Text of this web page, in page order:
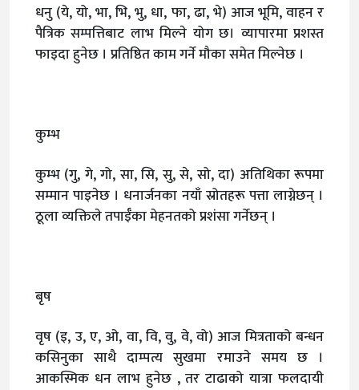
धनु (ये, यो, भा, भि, भु, धा, फा, ढा, भे) आज भूमि, वाहन र
पैत्रिक सम्पत्तिबाट लाभ मिल्ने योग छ। व्यापारमा प्रशस्त
फाइदा हुनेछ । प्रतिष्ठित काम गर्ने मौका समेत मिल्नेछ ।
कुम्भ
कुम्भ (गु, गे, गो, सा, सि, सु, से, सो, दा) अतिथिका रूपमा
सम्मान पाइनेछ । धनार्जनका नयाँ स्रोतहरू पत्ता लाग्नेछन् ।
ठूला व्यक्तिले तपाईँका मेहनतको प्रशंसा गर्नेछन् ।
बृष
वृष (इ, उ, ए, ओ, वा, वि, वु, वे, वो) आज मित्रताको बन्धन
कसिनुका साथै दाम्पत्य सुखमा रमाउने समय छ ।
आकस्मिक धन लाभ हुनेछ , तर टाढाको यात्रा फलदायी